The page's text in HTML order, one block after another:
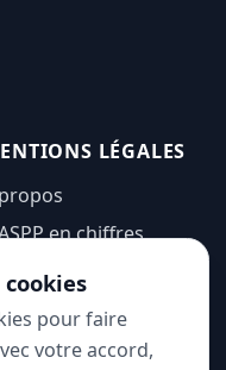
LÉGALES
en chiffres
légales
de
pour faire
votre accord,